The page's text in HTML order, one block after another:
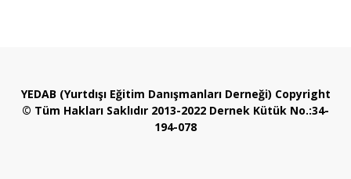
YEDAB (Yurtdışı Eğitim Danışmanları Derneği) Copyright
© Tüm Hakları Saklıdır 2013-2022 Dernek Kütük No.:34-
194-078